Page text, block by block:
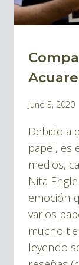
BLOG
|
ACUARELAS
By
Montes
June 3, 2020
Debido a
papel, es
medios,
Nita
emoción
varios
mucho
leyendo